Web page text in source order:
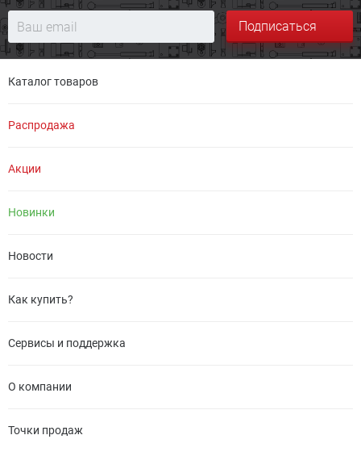
Подписаться
Каталог товаров
Распродажа
Акции
Новинки
Новости
Как купить?
Сервисы и поддержка
О компании
Точки продаж